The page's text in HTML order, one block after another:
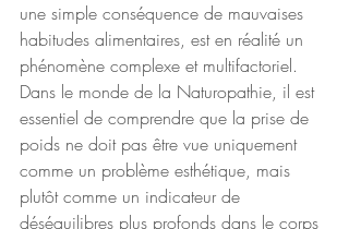
une simple conséquence de mauvaises
habitudes alimentaires, est en réalité un
phénomène complexe et multifactoriel.
Dans le monde de la Naturopathie, il est
essentiel de comprendre que la prise de
poids ne doit pas être vue uniquement
comme un problème esthétique, mais
plutôt comme un indicateur de
déséquilibres plus profonds dans le corps